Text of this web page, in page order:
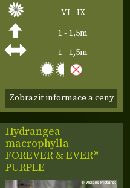
VI - IX
1 - 1,5m
1 - 1,5m
Zobrazit informace a ceny
Hydrangea
macrophylla
FOREVER & EVER®
PURPLE